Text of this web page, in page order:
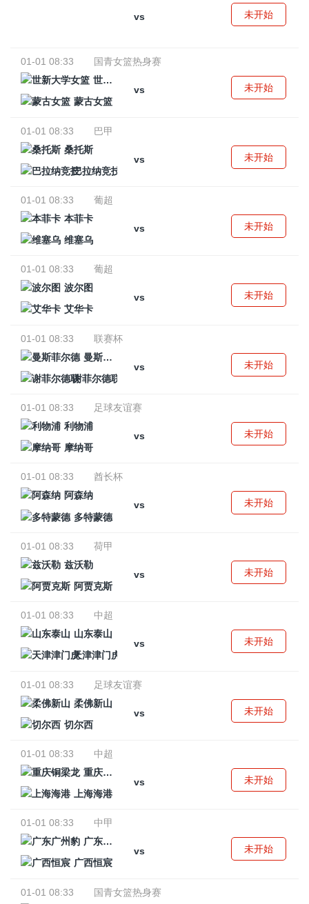
vs 未开始
01-01 08:33
国青女篮热身赛
世新大学女篮
vs
蒙古女篮
未开始
01-01 08:33
巴甲
桑托斯
vs
巴拉纳竞技
未开始
01-01 08:33
葡超
本菲卡
vs
维塞乌
未开始
01-01 08:33
葡超
波尔图
vs
艾华卡
未开始
01-01 08:33
联赛杯
曼斯菲尔德
vs
谢菲尔德联
未开始
01-01 08:33
足球友谊赛
利物浦
vs
摩纳哥
未开始
01-01 08:33
酋长杯
阿森纳
vs
多特蒙德
未开始
01-01 08:33
荷甲
兹沃勒
vs
阿贾克斯
未开始
01-01 08:33
中超
山东泰山
vs
天津津门虎
未开始
01-01 08:33
足球友谊赛
柔佛新山
vs
切尔西
未开始
01-01 08:33
中超
重庆铜梁龙
vs
上海海港
未开始
01-01 08:33
中甲
广东广州豹
vs
广西恒宸
未开始
01-01 08:33
国青女篮热身赛